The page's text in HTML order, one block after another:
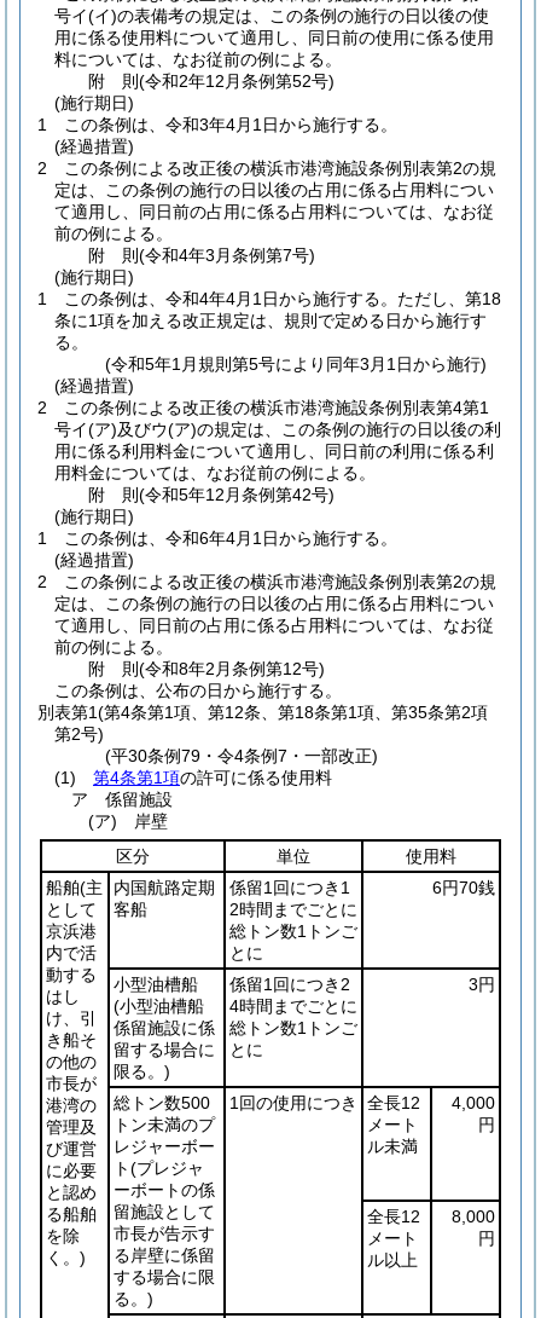
号イ(イ)の表備考の規定は、この条例の施行の日以後の使
用に係る使用料について適用し、同日前の使用に係る使用
料については、なお従前の例による。
附 則(令和2年12月条例第52号)
(施行期日)
1
この条例は、令和3年4月1日から施行する。
(経過措置)
2
この条例による改正後の横浜市港湾施設条例別表第2の規
定は、この条例の施行の日以後の占用に係る占用料につい
て適用し、同日前の占用に係る占用料については、なお従
前の例による。
附 則(令和4年3月条例第7号)
(施行期日)
1
この条例は、令和4年4月1日から施行する。 ただし、第18
条に1項を加える改正規定は、規則で定める日から施行す
る。
(令和5年1月規則第5号により同年3月1日から施行)
(経過措置)
2
この条例による改正後の横浜市港湾施設条例別表第4第1
号イ(ア)及びウ(ア)の規定は、この条例の施行の日以後の利
用に係る利用料金について適用し、同日前の利用に係る利
用料金については、なお従前の例による。
附 則(令和5年12月条例第42号)
(施行期日)
1
この条例は、令和6年4月1日から施行する。
(経過措置)
2
この条例による改正後の横浜市港湾施設条例別表第2の規
定は、この条例の施行の日以後の占用に係る占用料につい
て適用し、同日前の占用に係る占用料については、なお従
前の例による。
附 則(令和8年2月条例第12号)
この条例は、公布の日から施行する。
別表第1(第4条第1項、第12条、第18条第1項、第35条第2項
第2号)
(平30条例79・令4条例7・一部改正)
(1) 第4条第1項の許可に係る使用料
ア 係留施設
(ア) 岸壁
区分
単位
使用料
船舶(主
として
京浜港
内で活
動する
はし
け、引
き船そ
の他の
市長が
港湾の
管理及
び運営
に必要
と認め
る船舶
を除
く。)
内国航路定期
客船
係留1回につき1
2時間までごとに
総トン数1トンご
とに
6円70銭
小型油槽船
(小型油槽船
係留施設に係
留する場合に
限る。)
係留1回につき2
4時間までごとに
総トン数1トンご
とに
3円
総トン数500
トン未満のプ
レジャーボー
ト(プレジャ
ーボートの係
留施設として
市長が告示す
る岸壁に係留
する場合に限
る。)
1回の使用につき
全長12
メート
ル未満
4,000
円
全長12
メート
ル以上
8,000
円